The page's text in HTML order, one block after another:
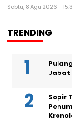
Sabtu, 8 Agu 2026 -
TRENDING
Jabat
Sopir